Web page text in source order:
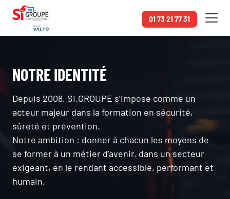
01 73 21 77 31
Accueil
Qui sommes-nous
NOTRE IDENTITÉ
Depuis 2008, SI.GROUPE s’impose comme un
acteur majeur dans la formation en sécurité,
sûreté et prévention.
Notre ambition : donner à chacun les moyens de
se former à un métier d’avenir, dans un secteur
exigeant, en le rendant accessible, performant et
humain.
Panneau de gestion des cookies